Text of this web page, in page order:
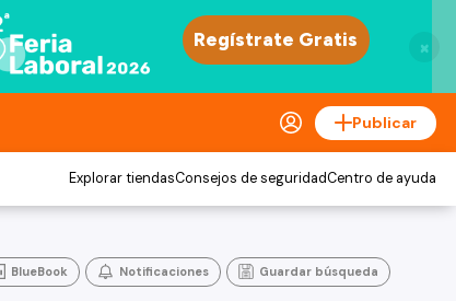
×
Publicar
Explorar tiendasConsejos de seguridadCentro de ayuda
BlueBook Notificaciones Guardar búsqueda